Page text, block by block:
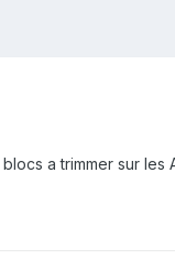
a trimmer sur